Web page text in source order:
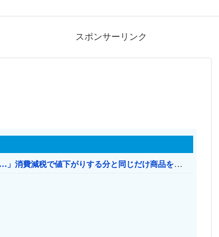
スポンサーリンク
【消費税率1％】 「下げるのが筋なんですけど…」消費減税で値下がりする分と同じだけ商品を値上げして店頭価格を変えない店も